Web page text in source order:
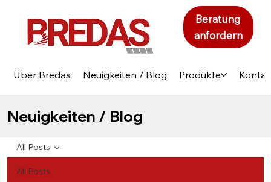
Über Bredas Neuigkeiten / Blog Produkte
Beratung
anfordern
Neuigkeiten / Blog
All Posts
All Posts